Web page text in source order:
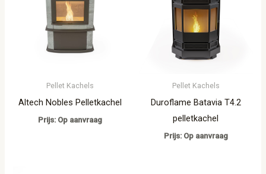
Pellet Kachels
Altech Nobles Pelletkachel
Prijs: Op aanvraag
Pellet Kachels
Duroflame Batavia T4.2
pelletkachel
Prijs: Op aanvraag